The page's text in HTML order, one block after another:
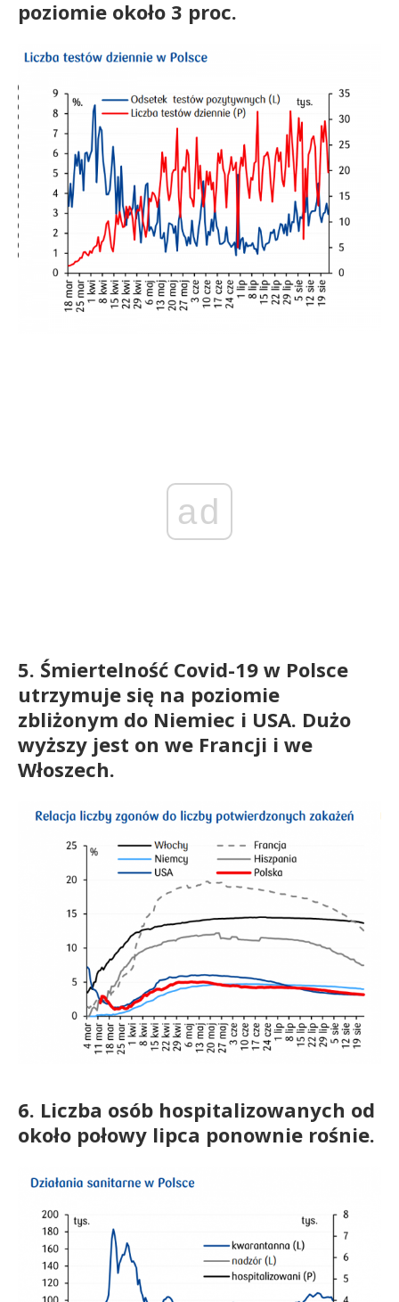
poziomie około 3 proc.
ad
5. Śmiertelność Covid-19 w Polsce
utrzymuje się na poziomie
zbliżonym do Niemiec i USA. Dużo
wyższy jest on we Francji i we
Włoszech.
6. Liczba osób hospitalizowanych od
około połowy lipca ponownie rośnie.